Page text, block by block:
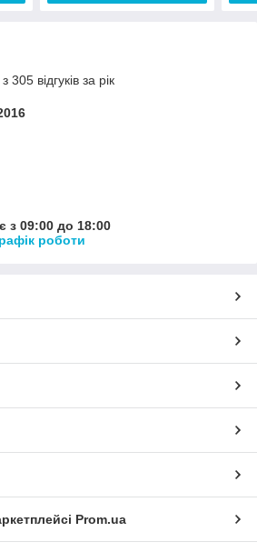
відгуків за рік
з 09:00 до 18:00
роботи
Prom.ua